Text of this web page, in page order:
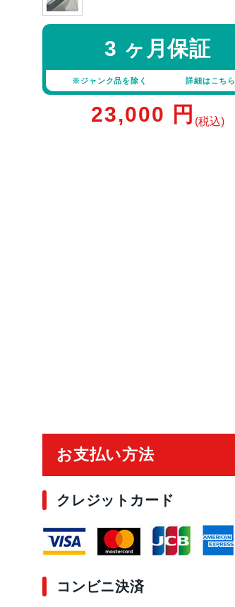
3 ヶ月保証
※ジャンク品を除く 詳細はこちら
23,000 円 (税込)
お支払い方法
クレジットカード
コンビニ決済